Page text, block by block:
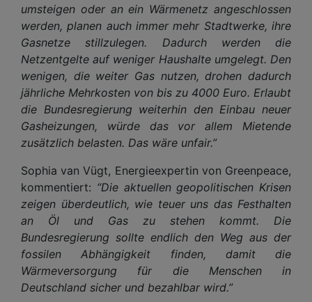
umsteigen oder an ein Wärmenetz angeschlossen
werden, planen auch immer mehr Stadtwerke, ihre
Gasnetze stillzulegen. Dadurch werden die
Netzentgelte auf weniger Haushalte umgelegt. Den
wenigen, die weiter Gas nutzen, drohen dadurch
jährliche Mehrkosten von bis zu 4000 Euro. Erlaubt
die Bundesregierung weiterhin den Einbau neuer
Gasheizungen, würde das vor allem Mietende
zusätzlich belasten. Das wäre unfair.”
Sophia van Vügt, Energieexpertin von Greenpeace,
kommentiert: “Die aktuellen geopolitischen Krisen
zeigen überdeutlich, wie teuer uns das Festhalten
an Öl und Gas zu stehen kommt. Die
Bundesregierung sollte endlich den Weg aus der
fossilen Abhängigkeit finden, damit die
Wärmeversorgung für die Menschen in
Deutschland sicher und bezahlbar wird.”